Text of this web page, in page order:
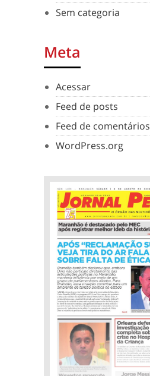
Sem categoria
Meta
Acessar
Feed de posts
Feed de comentários
WordPress.org